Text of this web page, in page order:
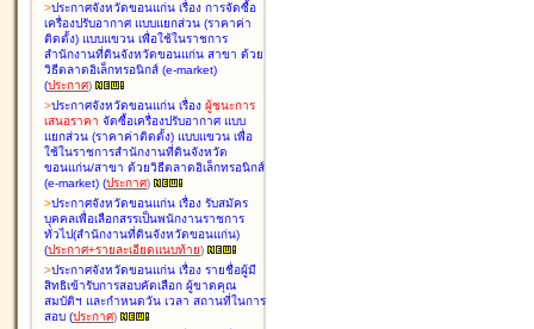
>ประกาศจังหวัดขอนแก่น เรื่อง การจัดซื้อ
เครื่องปรับอากาศ แบบแยกส่วน (ราคาค่า
ติดตั้ง) แบบแขวน เพื่อใช้ในราชการ
สำนักงานที่ดินจังหวัดขอนแก่น สาขา ด้วย
วิธีตลาดอิเล็กทรอนิกส์ (e-market)
(ประกาศ)
>ประกาศจังหวัดขอนแก่น เรื่อง ผู้ชนะการ
เสนอราคา จัดซื้อเครื่องปรับอากาศ แบบ
แยกส่วน (ราคาค่าติดตั้ง) แบบแขวน เพื่อ
ใช้ในราชการสำนักงานที่ดินจังหวัด
ขอนแก่น/สาขา ด้วยวิธีตลาดอิเล็กทรอนิกส์
(e-market) (ประกาศ)
>ประกาศจังหวัดขอนแก่น เรื่อง รับสมัคร
บุคคลเพื่อเลือกสรรเป็นพนักงานราชการ
ทั่วไป(สำนักงานที่ดินจังหวัดขอนแก่น)
(ประกาศ+รายละเอียดแนบท้าย)
>ประกาศจังหวัดขอนแก่น เรื่อง รายชื่อผู้มี
สิทธิเข้ารับการสอบคัดเลือก ผู้ขาดคุณ
สมบัติฯ และกำหนดวัน เวลา สถานที่ในการ
สอบ (ประกาศ)